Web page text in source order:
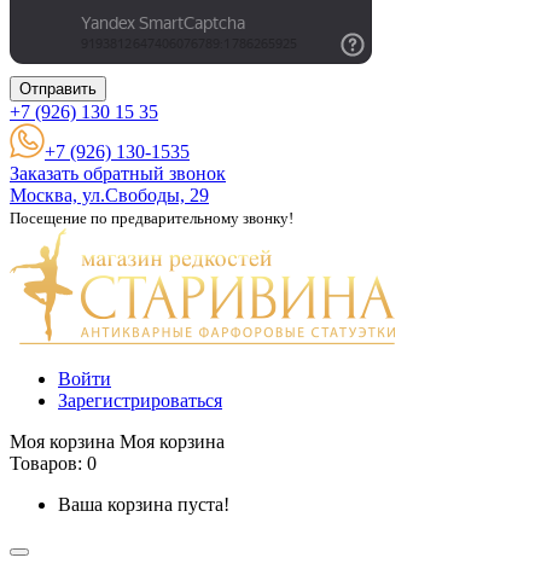
Отправить
+7 (926) 130 15 35
+7 (926) 130-1535
Заказать обратный звонок
Москва, ул.Свободы, 29
Посещение по предварительному звонку!
Войти
Зарегистрироваться
Моя корзина Моя корзина
Товаров: 0
Ваша корзина пуста!